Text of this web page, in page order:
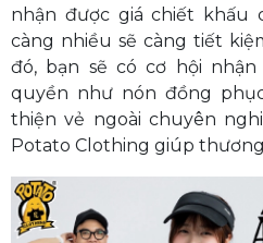
nhận được giá chiết khấu
càng nhiều sẽ càng tiết
đó, bạn sẽ có cơ hội
quyền như nón đồng
thiện vẻ ngoài chuyên
Potato Clothing giúp